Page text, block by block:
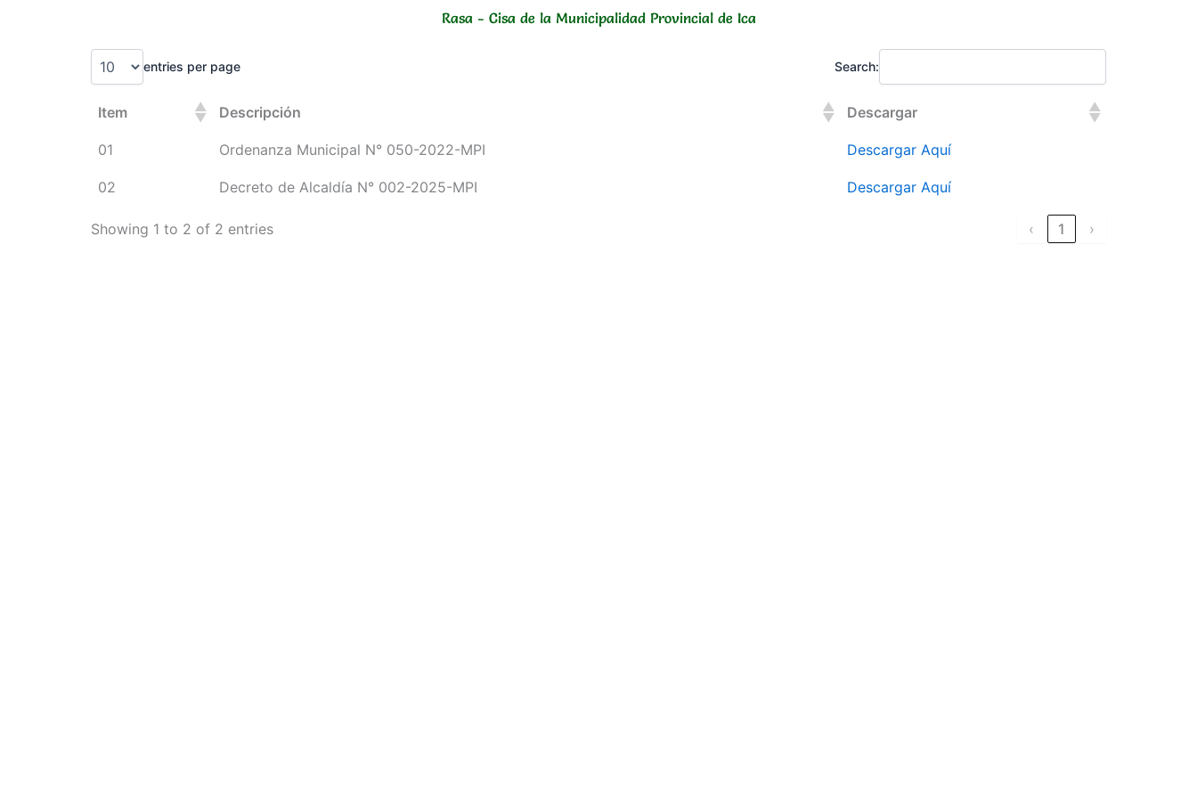
Rasa - Cisa de la Municipalidad Provincial de Ica
entries per page Search:
Item Descripción Descargar
01 Ordenanza Municipal N° 050-2022-MPI Descargar Aquí
02 Decreto de Alcaldía N° 002-2025-MPI Descargar Aquí
Showing 1 to 2 of 2 entries ‹ 1 ›